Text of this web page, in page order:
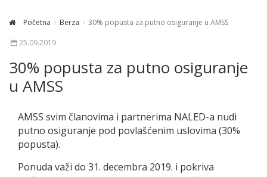
Početna Berza
30% popusta za putno osiguranje u AMSS
25.09.2019
30% popusta za putno osiguranje
u AMSS
AMSS svim članovima i partnerima NALED-a nudi
putno osiguranje pod povlašćenim uslovima (30%
popusta).
Ponuda važi do 31. decembra 2019. i pokriva